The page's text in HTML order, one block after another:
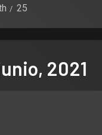
25
2021